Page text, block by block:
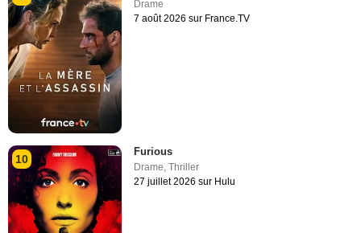
Drame
7 août 2026 sur France.TV
10
Furious
Drame,Thriller
27 juillet 2026 sur Hulu